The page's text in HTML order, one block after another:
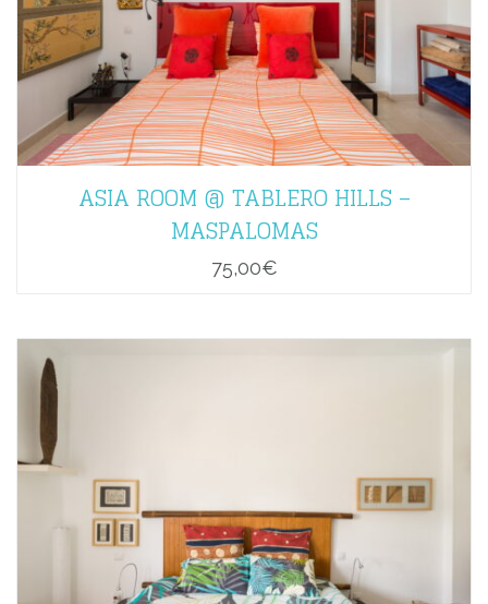
ASIA ROOM @ TABLERO HILLS –
MASPALOMAS
75,00€